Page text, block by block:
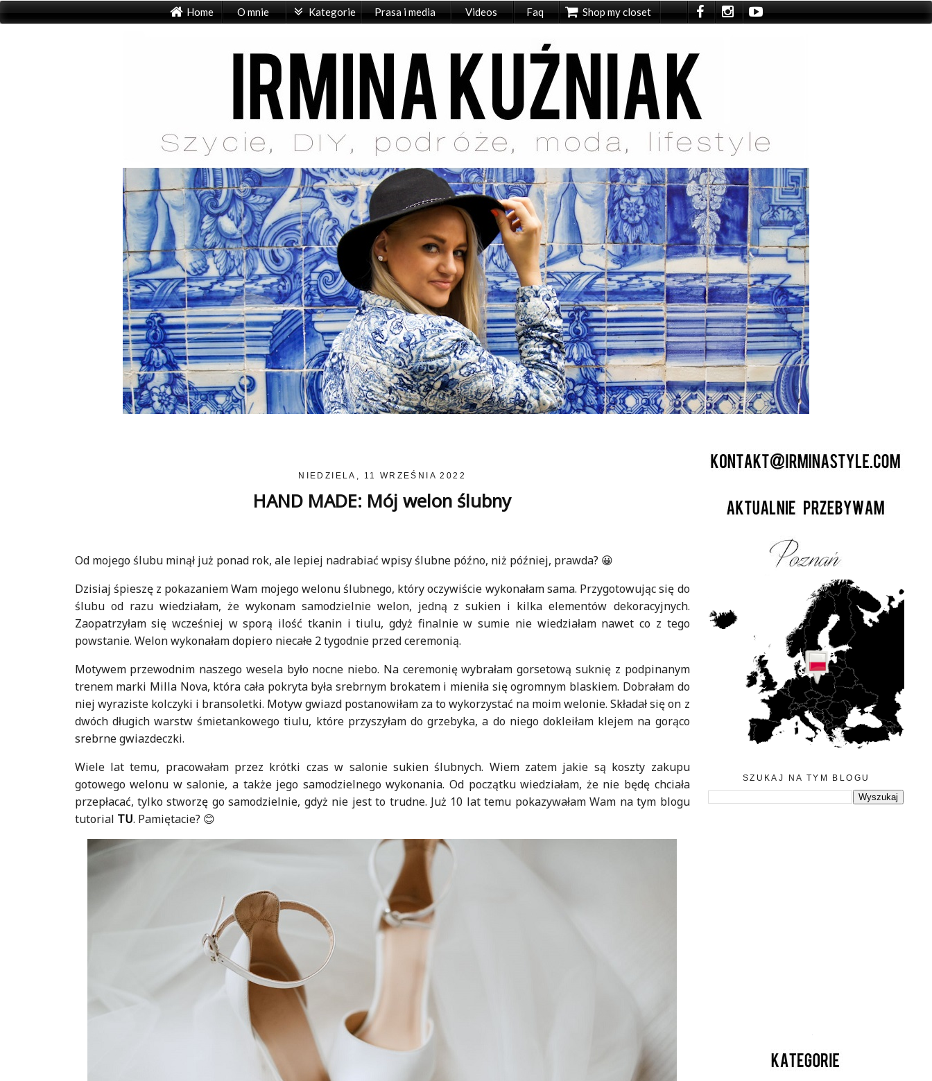
Home O mnie Kategorie Prasa i media Videos Faq Shop my closet
NIEDZIELA, 11 WRZEŚNIA 2022
HAND MADE: Mój welon ślubny
Od mojego ślubu minął już ponad rok, ale lepiej nadrabiać wpisy ślubne późno, niż później, prawda? 😀
Dzisiaj śpieszę z pokazaniem Wam mojego welonu ślubnego, który oczywiście wykonałam sama. Przygotowując się do
ślubu od razu wiedziałam, że wykonam samodzielnie welon, jedną z sukien i kilka elementów dekoracyjnych.
Zaopatrzyłam się wcześniej w sporą ilość tkanin i tiulu, gdyż finalnie w sumie nie wiedziałam nawet co z tego
powstanie. Welon wykonałam dopiero niecałe 2 tygodnie przed ceremonią.
Motywem przewodnim naszego wesela było nocne niebo. Na ceremonię wybrałam gorsetową suknię z podpinanym
trenem marki Milla Nova, która cała pokryta była srebrnym brokatem i mieniła się ogromnym blaskiem. Dobrałam do
niej wyraziste kolczyki i bransoletki. Motyw gwiazd postanowiłam za to wykorzystać na moim welonie. Składał się on z
dwóch długich warstw śmietankowego tiulu, które przyszyłam do grzebyka, a do niego dokleiłam klejem na gorąco
srebrne gwiazdeczki.
Wiele lat temu, pracowałam przez krótki czas w salonie sukien ślubnych. Wiem zatem jakie są koszty zakupu
gotowego welonu w salonie, a także jego samodzielnego wykonania. Od początku wiedziałam, że nie będę chciała
przepłacać, tylko stworzę go samodzielnie, gdyż nie jest to trudne. Już 10 lat temu pokazywałam Wam na tym blogu
tutorial TU. Pamiętacie? 😊
SZUKAJ NA TYM BLOGU
.